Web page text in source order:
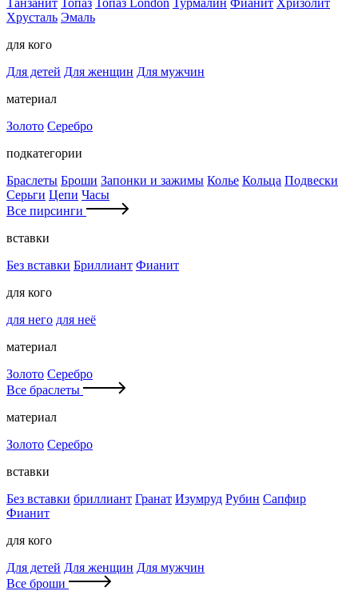
Танзанит Топаз Топаз London Турмалин Фианит Хризолит
Хрусталь Эмаль
для кого
Для детей Для женщин Для мужчин
материал
Золото Серебро
подкатегории
Браслеты Броши Запонки и зажимы Колье Кольца Подвески
Серьги Цепи Часы
Все пирсинги
вставки
Без вставки Бриллиант Фианит
для кого
для него для неё
материал
Золото Серебро
Все браслеты
материал
Золото Серебро
вставки
Без вставки бриллиант Гранат Изумруд Рубин Сапфир
Фианит
для кого
Для детей Для женщин Для мужчин
Все броши